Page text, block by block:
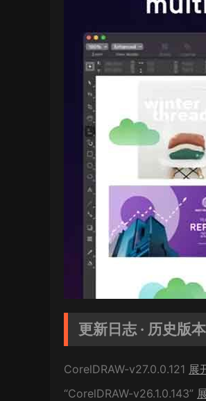
更新日志 · 历史版本
CorelDRAW-v27.0.0.121 展
“CorelDRAW-v26.1.0.143”